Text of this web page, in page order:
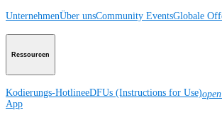
UnternehmenÜber unsCommunity EventsGlobale
Ressourcen
Kodierungs-HotlineeDFUs (Instructions for Use)
App